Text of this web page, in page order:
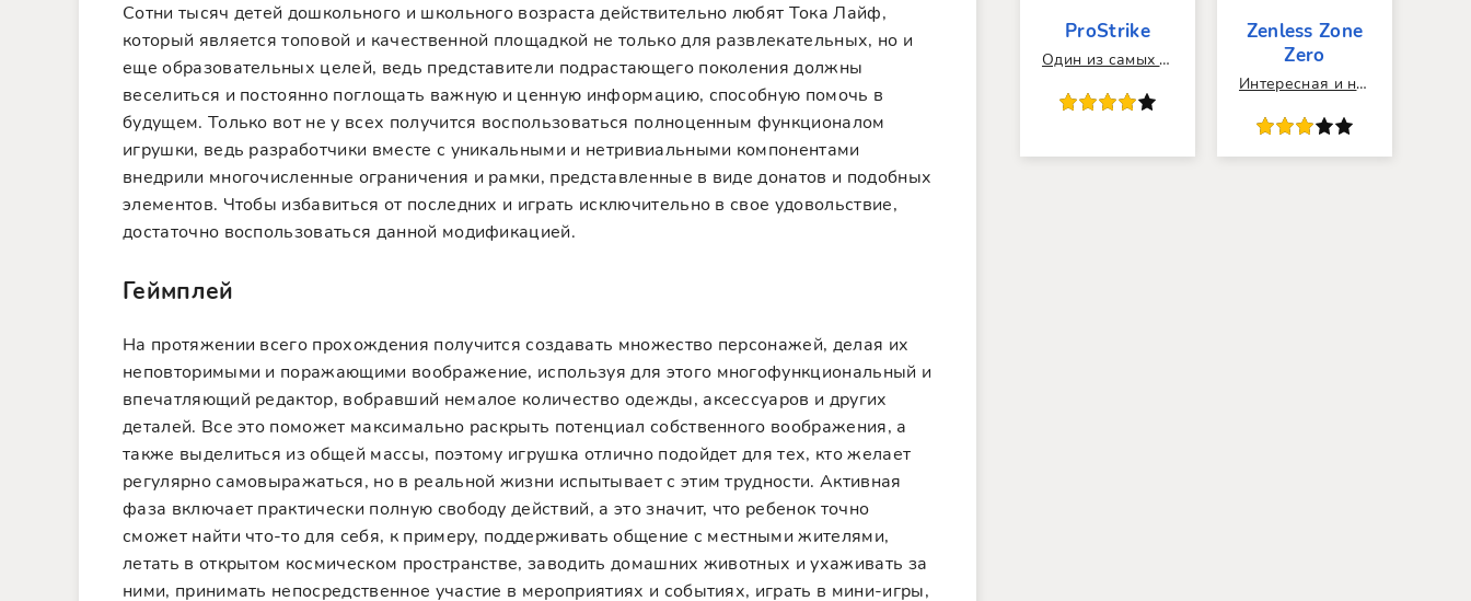
Сотни тысяч детей дошкольного и школьного возраста действительно любят Тока Лайф,
который является топовой и качественной площадкой не только для развлекательных, но и
еще образовательных целей, ведь представители подрастающего поколения должны
веселиться и постоянно поглощать важную и ценную информацию, способную помочь в
будущем. Только вот не у всех получится воспользоваться полноценным функционалом
игрушки, ведь разработчики вместе с уникальными и нетривиальными компонентами
внедрили многочисленные ограничения и рамки, представленные в виде донатов и подобных
элементов. Чтобы избавиться от последних и играть исключительно в свое удовольствие,
достаточно воспользоваться данной модификацией.
Геймплей
На протяжении всего прохождения получится создавать множество персонажей, делая их
неповторимыми и поражающими воображение, используя для этого многофункциональный и
впечатляющий редактор, вобравший немалое количество одежды, аксессуаров и других
деталей. Все это поможет максимально раскрыть потенциал собственного воображения, а
также выделиться из общей массы, поэтому игрушка отлично подойдет для тех, кто желает
регулярно самовыражаться, но в реальной жизни испытывает с этим трудности. Активная
фаза включает практически полную свободу действий, а это значит, что ребенок точно
сможет найти что-то для себя, к примеру, поддерживать общение с местными жителями,
летать в открытом космическом пространстве, заводить домашних животных и ухаживать за
ними, принимать непосредственное участие в мероприятиях и событиях, играть в мини-игры,
ProStrike
Один из самых свежих приватных серверов на рынке.
4 5
Zenless Zone
Zero
Интересная и необычная игра с интересным сюжетом.
4 5